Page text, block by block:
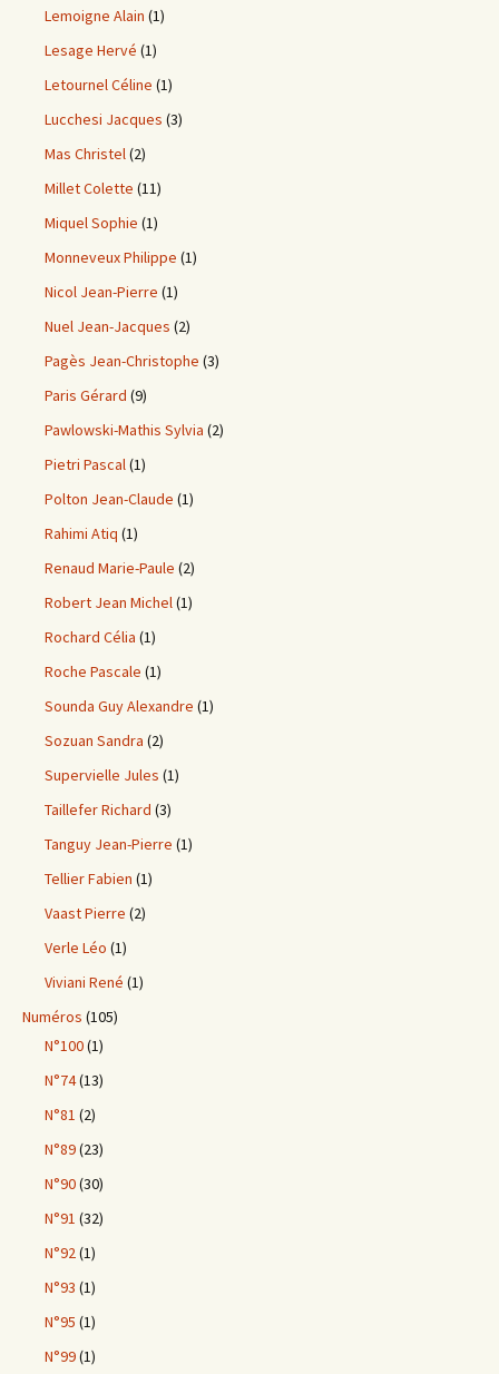
Lemoigne Alain (1)
Lesage Hervé (1)
Letournel Céline (1)
Lucchesi Jacques (3)
Mas Christel(2)
Millet Colette (11)
Miquel Sophie (1)
Monneveux Philippe (1)
Nicol Jean-Pierre (1)
Nuel Jean-Jacques (2)
Pagès Jean-Christophe (3)
Paris Gérard (9)
Pawlowski-Mathis Sylvia (2)
Pietri Pascal(1)
Polton Jean-Claude (1)
Rahimi Atiq (1)
Renaud Marie-Paule (2)
Robert Jean Michel(1)
Rochard Célia (1)
Roche Pascale (1)
Sounda Guy Alexandre (1)
Sozuan Sandra (2)
Supervielle Jules (1)
Taillefer Richard (3)
Tanguy Jean-Pierre (1)
Tellier Fabien (1)
Vaast Pierre (2)
Verle Léo (1)
Viviani René (1)
Numéros (105)
N°100(1)
N°74(13)
N°81 (2)
N°89(23)
N°90(30)
N°91 (32)
N°92(1)
N°93 (1)
N°95 (1)
N°99(1)